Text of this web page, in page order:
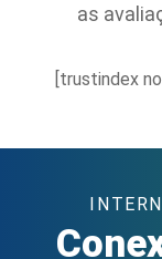
as
[trustindex